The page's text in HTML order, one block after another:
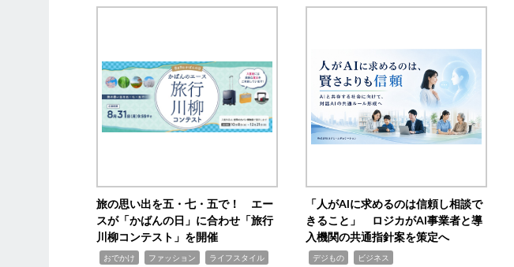
旅の思い出を五・七・五で！ エー
スが「かばんの日」に合わせ「旅行
川柳コンテスト」を開催
おでかけ ファッション ライフスタイル
「人がAIに求めるのは信頼し相談で
きること」 ロジカがAI事業者と導
入機関の共通指針案を策定へ
デジもの ビジネス